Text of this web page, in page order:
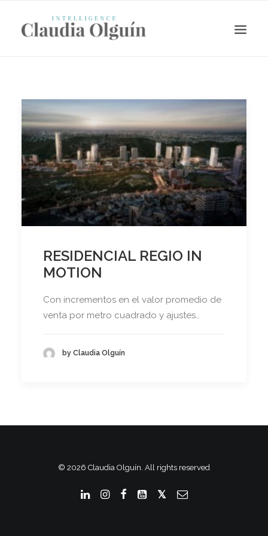
Search
RESIDENCIAL REGIO IN
MOTION
Con incrementos en el valor promedio de
venta por metro cuadrado y ajustes…
by Claudia Olguín
© 2026 Claudia Olguín. All rights reserved